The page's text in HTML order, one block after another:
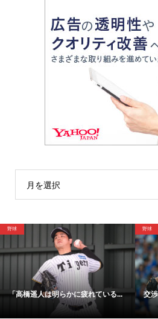
月を選択
いる... 交渉裏舞台発覚！「実に不可解だ...